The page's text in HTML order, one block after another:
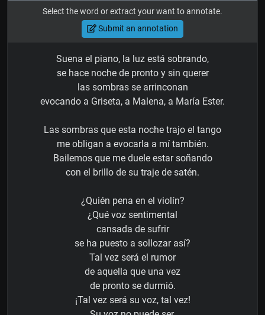
Select the word or extract your want to annotate.
Submit an annotation
Suena el piano, la luz está sobrando,
se hace noche de pronto y sin querer
las sombras se arrinconan
evocando a Griseta, a Malena, a María Ester.
Las sombras que esta noche trajo el tango
me obligan a evocarla a mí también.
Bailemos que me duele estar soñando
con el brillo de su traje de satén.
¿Quién pena en el violín?
¿Qué voz sentimental
cansada de sufrir
se ha puesto a sollozar así?
Tal vez será el rumor
de aquella que una vez
de pronto se durmió.
¡Tal vez será su voz, tal vez!